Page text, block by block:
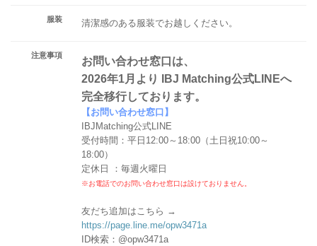
服装 清潔感のある服装でお越しください。
注意事項
お問い合わせ窓口は、
2026年1月より IBJ Matching公式LINEへ
完全移行しております。
【お問い合わせ窓口】
IBJMatching公式LINE
受付時間：平日12:00～18:00（土日祝10:00～
18:00）
定休日 ：毎週火曜日
※お電話でのお問い合わせ窓口は設けておりません。
友だち追加はこちら →
https://page.line.me/opw3471a
ID検索：@opw3471a